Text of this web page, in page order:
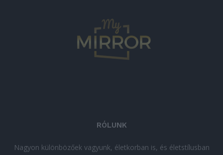
RÓLUNK
Nagyon különbözőek vagyunk, életkorban is, és életstílusban